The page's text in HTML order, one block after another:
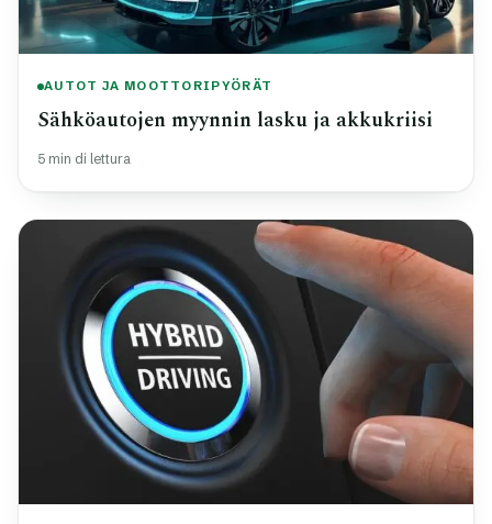
AUTOT JA MOOTTORIPYÖRÄT
Sähköautojen myynnin lasku ja akkukriisi
5 min di lettura